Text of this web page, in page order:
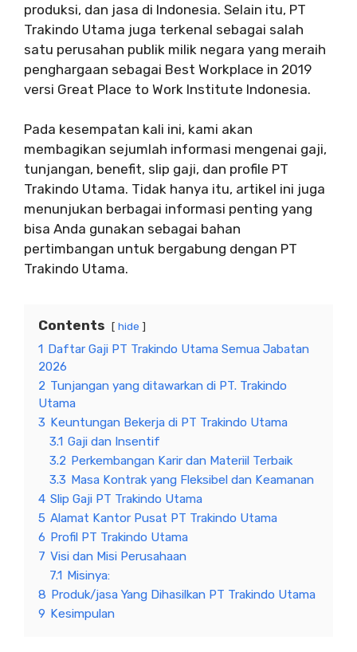
produksi, dan jasa di Indonesia. Selain itu, PT
Trakindo Utama juga terkenal sebagai salah
satu perusahan publik milik negara yang meraih
penghargaan sebagai Best Workplace in 2019
versi Great Place to Work Institute Indonesia.
Pada kesempatan kali ini, kami akan
membagikan sejumlah informasi mengenai gaji,
tunjangan, benefit, slip gaji, dan profile PT
Trakindo Utama. Tidak hanya itu, artikel ini juga
menunjukan berbagai informasi penting yang
bisa Anda gunakan sebagai bahan
pertimbangan untuk bergabung dengan PT
Trakindo Utama.
Contents hide
1 Daftar Gaji PT Trakindo Utama Semua Jabatan
2026
2 Tunjangan yang ditawarkan di PT. Trakindo
Utama
3 Keuntungan Bekerja di PT Trakindo Utama
3.1 Gaji dan Insentif
3.2 Perkembangan Karir dan Materiil Terbaik
3.3 Masa Kontrak yang Fleksibel dan Keamanan
4 Slip Gaji PT Trakindo Utama
5 Alamat Kantor Pusat PT Trakindo Utama
6 Profil PT Trakindo Utama
7 Visi dan Misi Perusahaan
7.1 Misinya:
8 Produk/jasa Yang Dihasilkan PT Trakindo Utama
9 Kesimpulan